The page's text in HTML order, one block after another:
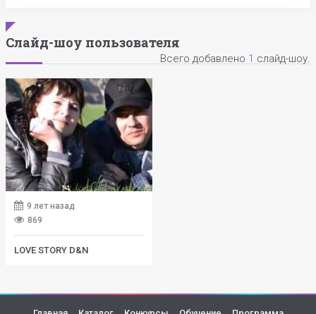
Слайд-шоу пользователя
Всего добавлено 1 слайд-шоу.
9 лет назад
869
LOVE STORY D&N